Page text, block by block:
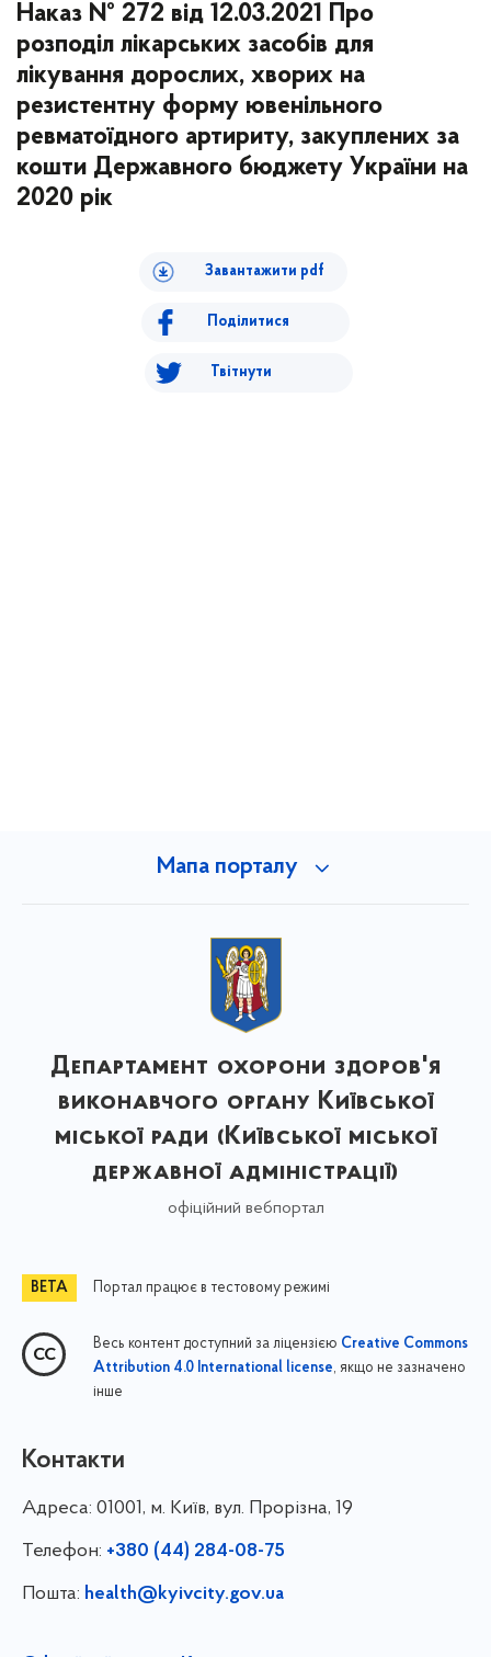
Наказ № 272 від 12.03.2021 Про
розподіл лікарських засобів для
лікування дорослих, хворих на
резистентну форму ювенільного
ревматоїдного артириту, закуплених за
кошти Державного бюджету України на
2020 рік
Завантажити pdf
Поділитися
Твітнути
Мапа порталу
Департамент охорони здоров'я
виконавчого органу Київської
міської ради (Київської міської
державної адміністрації)
офіційний вебпортал
Портал працює в тестовому режимі
Весь контент доступний за ліцензією Creative Commons
Attribution 4.0 International license, якщо не зазначено
інше
Контакти
Адреса: 01001, м. Київ, вул. Прорізна, 19
Телефон: +380 (44) 284-08-75
Пошта: health@kyivcity.gov.ua